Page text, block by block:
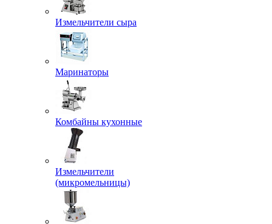
Измельчители сыра
Маринаторы
Комбайны кухонные
Измельчители
(микромельницы)